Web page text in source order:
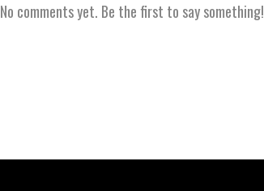
No comments yet. Be the first to say something!